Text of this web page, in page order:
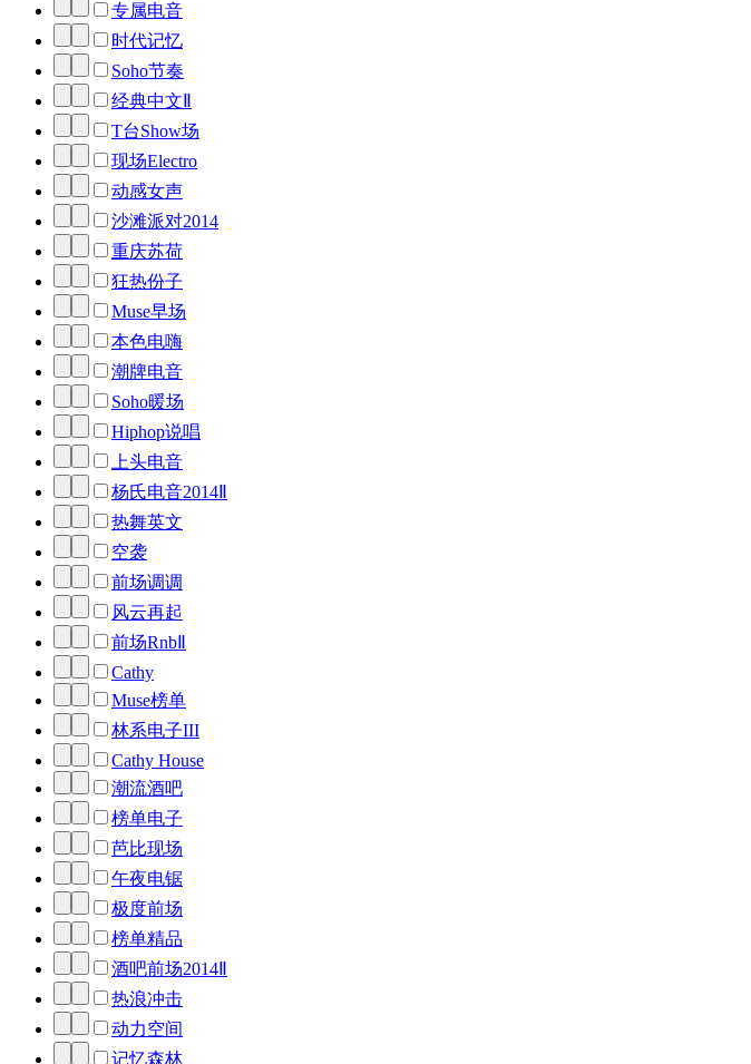
专属电音
时代记忆
Soho节奏
经典中文Ⅱ
T台Show场
现场Electro
动感女声
沙滩派对2014
重庆苏荷
狂热份子
Muse早场
本色电嗨
潮牌电音
Soho暖场
Hiphop说唱
上头电音
杨氏电音2014Ⅱ
热舞英文
空袭
前场调调
风云再起
前场RnbⅡ
Cathy
Muse榜单
林系电子III
Cathy House
潮流酒吧
榜单电子
芭比现场
午夜电锯
极度前场
榜单精品
酒吧前场2014Ⅱ
热浪冲击
动力空间
记忆森林